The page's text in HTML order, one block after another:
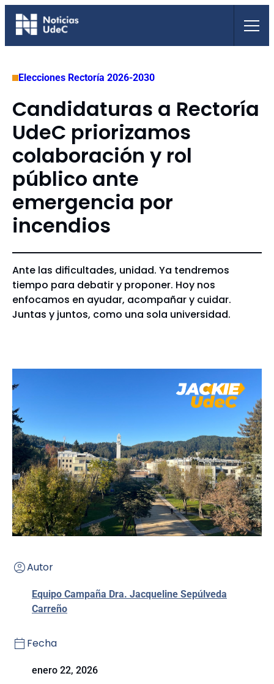
Saltar
Elecciones Rectoría 2026-2030
Candidaturas a Rectoría
UdeC priorizamos
colaboración y rol
público ante
emergencia por
incendios
Ante las dificultades, unidad. Ya tendremos
tiempo para debatir y proponer. Hoy nos
enfocamos en ayudar, acompañar y cuidar.
Juntas y juntos, como una sola universidad.
Autor
Equipo Campaña Dra. Jacqueline Sepúlveda
Carreño
Fecha
enero 22, 2026